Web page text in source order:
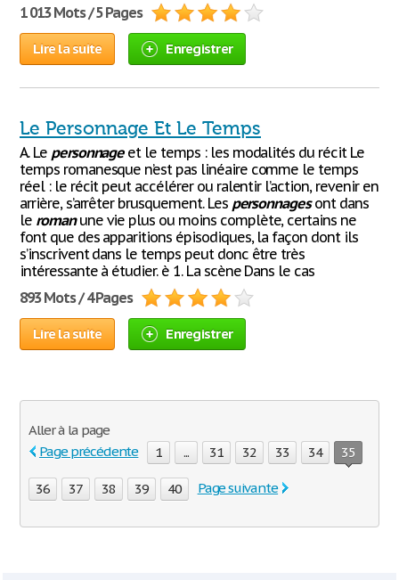
1 013 Mots / 5 Pages
Lire la suite Enregistrer
Le Personnage Et Le Temps
A. Le personnageet le temps : les modalités du récit Le
temps romanesque n’est pas linéaire comme le temps
réel : le récit peut accélérer ou ralentir l’action, revenir en
arrière, s’arrêter brusquement. Les personnagesont dans
le romanune vie plus ou moins complète, certains ne
font que des apparitions épisodiques, la façon dont ils
s’inscrivent dans le temps peut donc être très
intéressante à étudier. è 1. La scène Dans le cas
893 Mots / 4 Pages
Lire la suite Enregistrer
Aller à la page
Page précédente
1 ... 31 32 33 34 35
36 37 38 39 40 Page suivante